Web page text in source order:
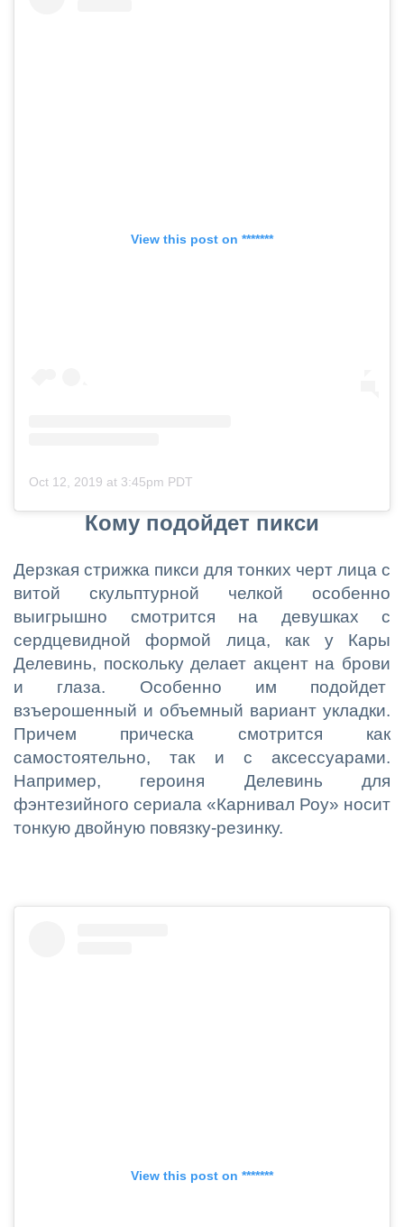
View this post on *******
Oct 12, 2019 at 3:45pm PDT
Кому подойдет пикси
Дерзкая стрижка пикси для тонких черт лица с
витой скульптурной челкой особенно
выигрышно смотрится на девушках с
сердцевидной формой лица, как у Кары
Делевинь, поскольку делает акцент на брови
и глаза. Особенно им подойдет
взъерошенный и объемный вариант укладки.
Причем прическа смотрится как
самостоятельно, так и с аксессуарами.
Например, героиня Делевинь для
фэнтезийного сериала «Карнивал Роу» носит
тонкую двойную повязку-резинку.
View this post on *******